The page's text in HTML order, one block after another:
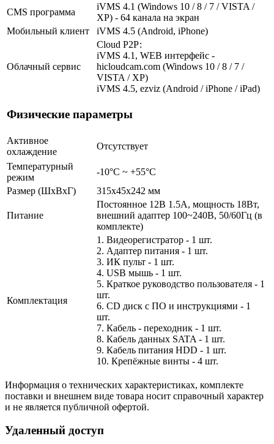
CMS программа
iVMS 4.1 (Windows 10 / 8 / 7 / VISTA /
XP) - 64 канала на экран
Мобильный клиент
iVMS 4.5 (Android, iPhone)
Облачный сервис
Cloud Р2Р:
iVMS 4.1, WEB интерфейс -
hicloudcam.com (Windows 10 / 8 / 7 /
VISTA / XP)
iVMS 4.5, ezviz (Android / iPhone / iPad)
Физические параметры
Активное
охлаждение
Отсутствует
Температурный
режим
-10°C ~ +55°C
Размер (ШxВxГ)
315x45x242 мм
Питание
Постоянное 12В 1.5А, мощность 18Вт,
внешний адаптер 100~240В, 50/60Гц (в
комплекте)
Комплектация
1. Видеорегистратор - 1 шт.
2. Адаптер питания - 1 шт.
3. ИК пульт - 1 шт.
4. USB мышь - 1 шт.
5. Краткое руководство пользователя - 1
шт.
6. CD диск с ПО и инструкциями - 1
шт.
7. Кабель - переходник - 1 шт.
8. Кабель данных SATA - 1 шт.
9. Кабель питания HDD - 1 шт.
10. Крепёжные винты - 4 шт.
Информация о технических характеристиках, комплекте
поставки и внешнем виде товара носит справочный характер
и не является публичной офертой.
Удаленный доступ